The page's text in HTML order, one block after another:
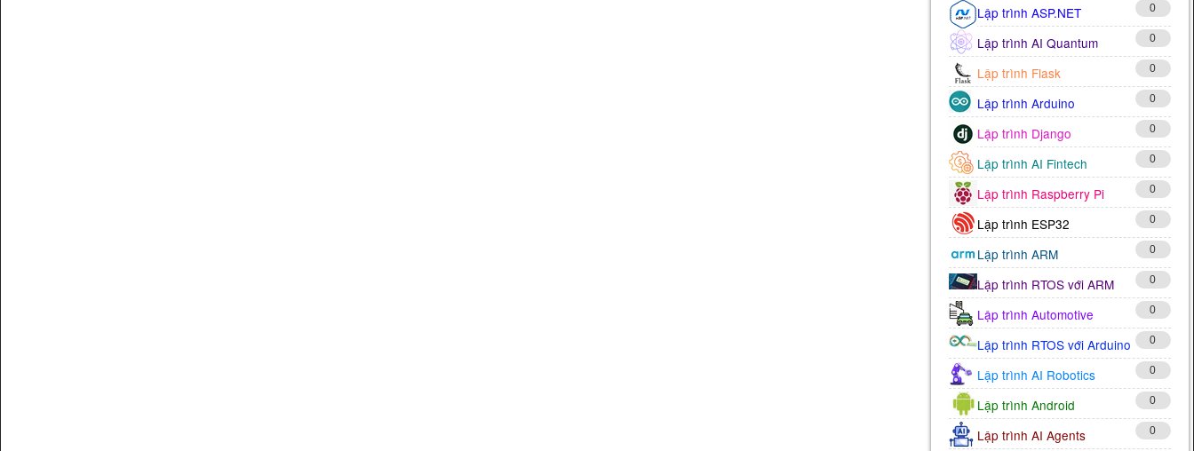
Lập trình ASP.NET 0
Lập trình AI Quantum 0
Lập trình Flask 0
Lập trình Arduino 0
Lập trình Django 0
Lập trình AI Fintech 0
Lập trình Raspberry Pi 0
Lập trình ESP32 0
Lập trình ARM 0
Lập trình RTOS với ARM 0
Lập trình Automotive 0
Lập trình RTOS với Arduino 0
Lập trình AI Robotics 0
Lập trình Android 0
Lập trình AI Agents 0